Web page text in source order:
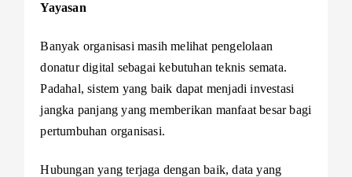
Yayasan
Banyak organisasi masih melihat pengelolaan
donatur digital sebagai kebutuhan teknis semata.
Padahal, sistem yang baik dapat menjadi investasi
jangka panjang yang memberikan manfaat besar bagi
pertumbuhan organisasi.
Hubungan yang terjaga dengan baik, data yang